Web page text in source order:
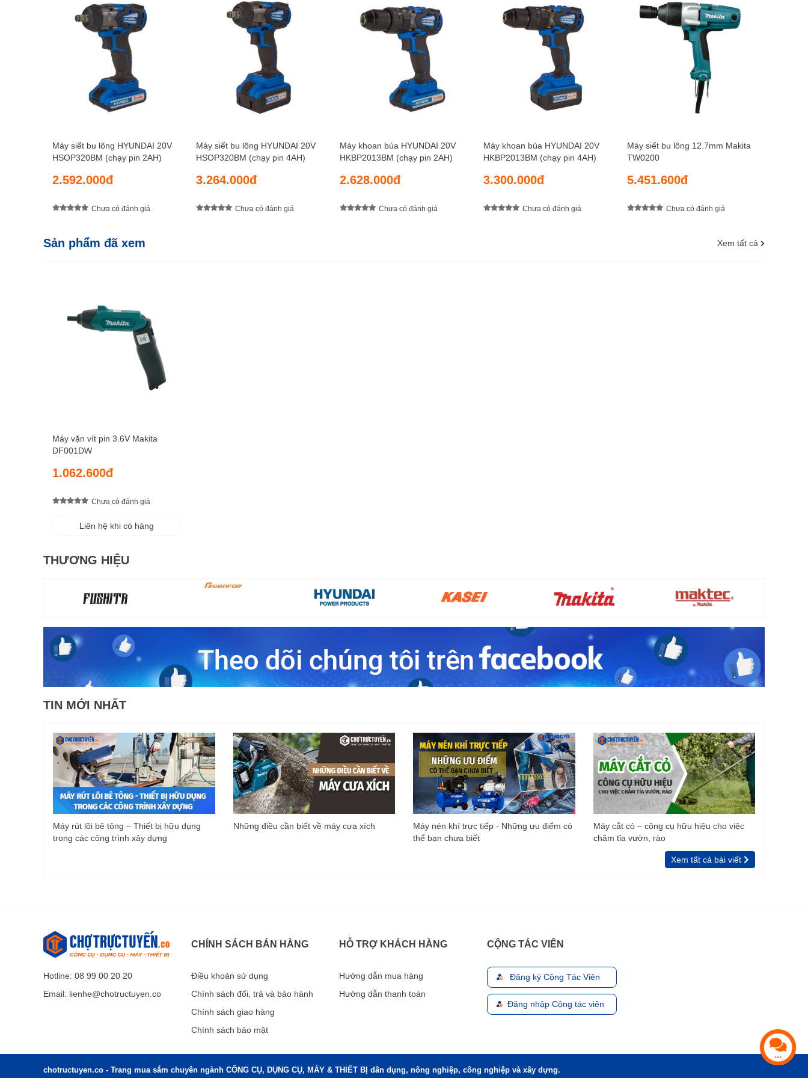
Máy siết bu lông HYUNDAI 20V
HSOP320BM (chạy pin 2AH)
2.592.000đ
Chưa có đánh giá
Máy siết bu lông HYUNDAI 20V
HSOP320BM (chạy pin 4AH)
3.264.000đ
Chưa có đánh giá
Máy khoan búa HYUNDAI 20V
HKBP2013BM (chạy pin 2AH)
2.628.000đ
Chưa có đánh giá
Máy khoan búa HYUNDAI 20V
HKBP2013BM (chạy pin 4AH)
3.300.000đ
Chưa có đánh giá
Máy siết bu lông 12.7mm Makita
TW0200
5.451.600đ
Chưa có đánh giá
Sản phẩm đã xem Xem tất cả
Máy vặn vít pin 3.6V Makita
DF001DW
1.062.600đ
Chưa có đánh giá
Liên hệ khi có hàng
THƯƠNG HIỆU
TIN MỚI NHẤT
Máy rút lõi bê tông – Thiết bị hữu dụng
trong các công trình xây dựng
Những điều cần biết về máy cưa xích
Máy nén khí trực tiếp - Những ưu điểm có
thể bạn chưa biết
Máy cắt cỏ – công cụ hữu hiệu cho việc
chăm tỉa vườn, rào
Xem tất cả bài viết
Hotline: 08 99 00 20 20
Email: lienhe@chotructuyen.co
CHÍNH SÁCH BÁN HÀNG
Điều khoản sử dụng
Chính sách đổi, trả và bảo hành
Chính sách giao hàng
Chính sách bảo mật
HỖ TRỢ KHÁCH HÀNG
Hướng dẫn mua hàng
Hướng dẫn thanh toán
CỘNG TÁC VIÊN
Đăng ký Cộng Tác Viên
Đăng nhập Cộng tác viên
chotructuyen.co - Trang mua sắm chuyên ngành CÔNG CỤ, DỤNG CỤ, MÁY & THIẾT BỊ dân dụng, nông nghiệp, công nghiệp và xây dựng.